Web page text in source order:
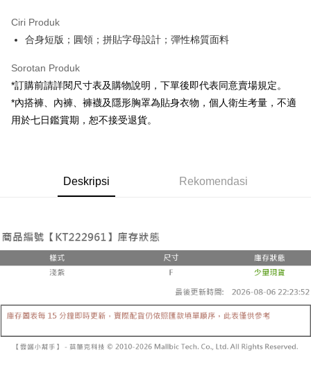
Apple Pay
Google Pay
OP Pay Later
Deskripsi
pengguna Taiwan Mobile tanpa memerlukan permohonan tambahan.
Later selepas pesanan dibuat. Anda perlu mengesahkan nombor telefon
mudah alih anda, memilih bilangan ansuran, dan menetapkan tarikh
akhir pembayaran. Transaksi akan dianggap selesai setelah pembayaran
disahkan.
Had kredit yang diluluskan, tempoh ansuran yang tersedia, dan yuran
yang dikenakan adalah tertakluk kepada maklumat yang dinyatakan
pada halaman pengesahan transaksi seterusnya.
Jika transaksi tidak disahkan dalam masa 30 minit selepas pesanan
Pertama, Mengenai Perkhidmatan AFTEE Beli Sekarang Bayar Kemudian
1. Dengan memilih AFTEE sebagai kaedah pembayaran, mesej
3. Tiada bayaran diperlukan apabila pesanan disahkan. Produk akan
dihantar ke alamat yang ditetapkan.
4. Setelah pesanan disahkan, anda akan menerima SMS pembayaran
manakala ahli aplikasi akan menerima pemberitahuan tolak aplikasi
5. Tiada bayaran diperlukan apabila anda menerima produk. Sila buat
pembayaran di empat kedai serbaneka utama, ATM atau perbankan
AFTEE.
Pemindahan ATM
全家取貨付款
NT$60/pesanan | Penghantaran percuma untuk pesanan
付款後全家取貨
NT$1,600 atau lebih
Ciri Produk
合身短版；圓領；拼貼字母設計；彈性棉質面料
Sorotan Produk
*訂購前請詳閱尺寸表及購物說明，下單後即代表同意賣場規定。
*內搭褲、內褲、褲襪及隱形胸罩為貼身衣物，個人衛生考量，不適
用於七日鑑賞期，恕不接受退貨。
Deskripsi Rekomendasi